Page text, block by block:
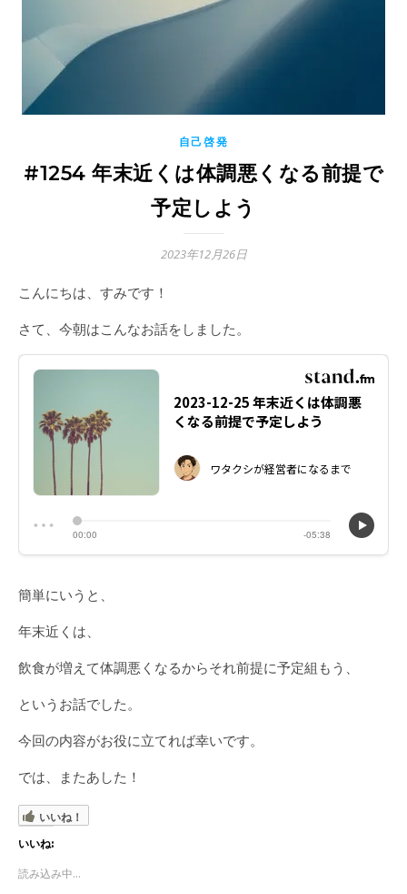
自己啓発
#1254 年末近くは体調悪くなる前提で
予定しよう
2023年12月26日
こんにちは、すみです！
さて、今朝はこんなお話をしました。
簡単にいうと、
年末近くは、
飲食が増えて体調悪くなるからそれ前提に予定組もう、
というお話でした。
今回の内容がお役に立てれば幸いです。
では、またあした！
いいね！
いいね:
読み込み中...